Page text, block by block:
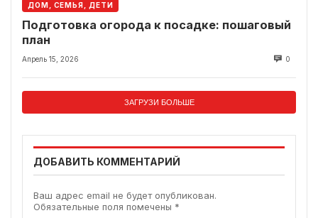
ДОМ, СЕМЬЯ, ДЕТИ
Подготовка огорода к посадке: пошаговый
план
Апрель 15, 2026 0
ЗАГРУЗИ БОЛЬШЕ
ДОБАВИТЬ КОММЕНТАРИЙ
Ваш адрес email не будет опубликован.
Обязательные поля помечены *